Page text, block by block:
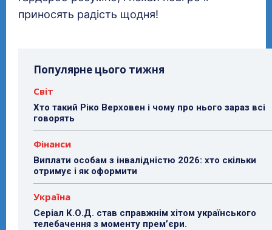
приносять радість щодня!
Популярне цього тижня
Світ
Хто такий Ріко Верховен і чому про нього зараз всі
говорять
Фінанси
Виплати особам з інвалідністю 2026: хто скільки
отримує і як оформити
Україна
Серіал К.О.Д. став справжнім хітом українського
телебачення з моменту прем’єри.